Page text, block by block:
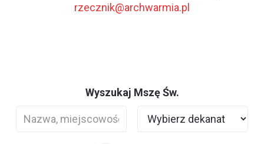
rzecznik@archwarmia.pl
Wyszukaj Mszę Św.